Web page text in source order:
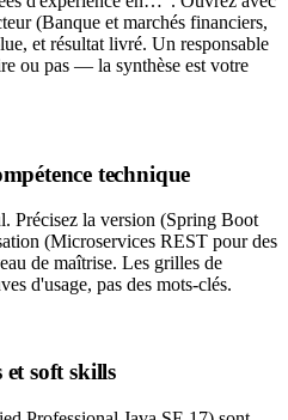
(Banque et marchés financiers,
et résultat livré. Un responsable
ou pas — la synthèse est votre
technique
Précisez la version (Spring Boot
(Microservices REST pour des
de maîtrise. Les grilles de
d'usage, pas des mots-clés.
et soft skills